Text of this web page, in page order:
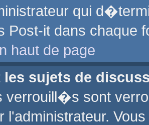
qui
Post-it dans chaque
haut de page
les sujets de
verrouill�s sont
l'administrateur.